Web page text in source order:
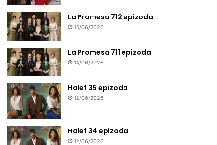
La Promesa 712 epizoda
15/06/2026
La Promesa 711 epizoda
14/06/2026
Halef 35 epizoda
12/06/2026
Halef 34 epizoda
12/06/2026